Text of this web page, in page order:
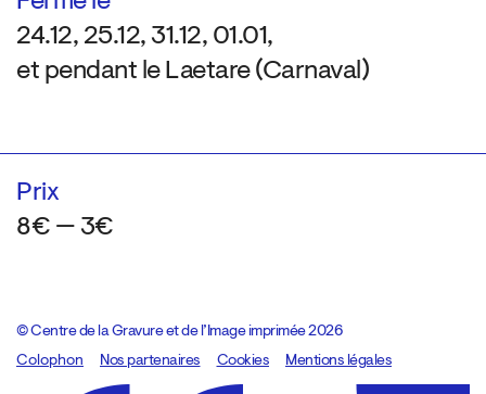
24.12, 25.12, 31.12, 01.01,
et pendant le Laetare (Carnaval)
Prix
8€ — 3€
© Centre de la Gravure et de l’Image imprimée 2026
Colophon
Design:Marcel Kaczmarek, code:8080.studio
Nos partenaires Cookies Mentions légales